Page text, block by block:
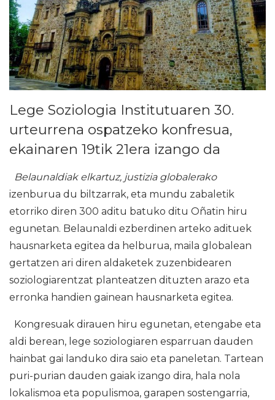
Lege Soziologia Institutuaren 30.
urteurrena ospatzeko konfresua,
ekainaren 19tik 21era izango da
Belaunaldiak elkartuz, justizia globalerako
izenburua du biltzarrak, eta mundu zabaletik
etorriko diren 300 aditu batuko ditu Oñatin hiru
egunetan. Belaunaldi ezberdinen arteko adituek
hausnarketa egitea da helburua, maila globalean
gertatzen ari diren aldaketek zuzenbidearen
soziologiarentzat planteatzen dituzten arazo eta
erronka handien gainean hausnarketa egitea.
Kongresuak dirauen hiru egunetan, etengabe eta
aldi berean, lege soziologiaren esparruan dauden
hainbat gai landuko dira saio eta paneletan. Tartean
puri-purian dauden gaiak izango dira, hala nola
lokalismoa eta populismoa, garapen sostengarria,